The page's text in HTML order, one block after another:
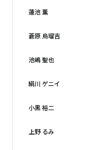
蓮池 薫
蒼原 烏瑠吉
池嶋 聖也
絹川 ゲニイ
小黒 裕二
上野 るみ